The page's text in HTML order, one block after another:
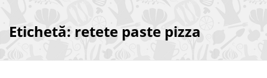
Etichetă: retete paste pizza